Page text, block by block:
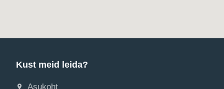
Kust meid leida?
Asukoht